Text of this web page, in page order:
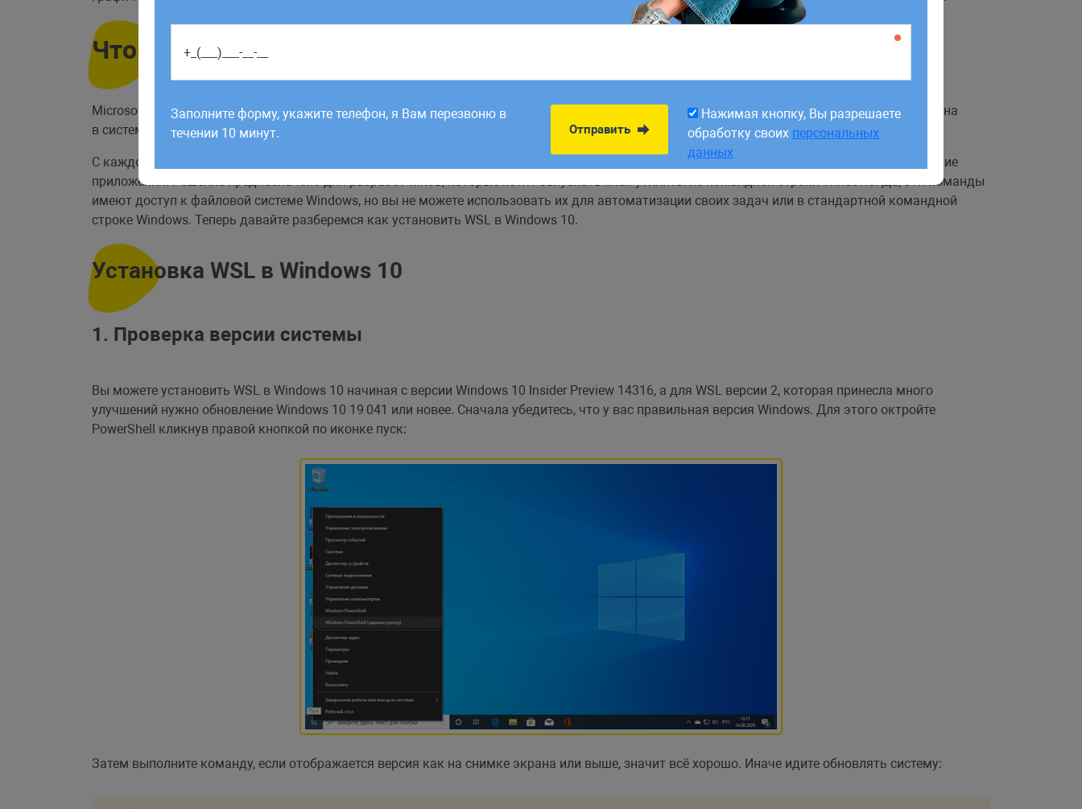
Что такое WSL
Microsoft Windows 10 имеет новую дополнительную функцию, которая называется Подсистема Windows для Linux (WSL). Она была добавлена
в систему, начиная с обновления Anniversary Update и доступна только в 64-битных редакциях этой операционной системы.
С каждой новой версией в WSL всё меньше ограничений, вы уже можете использовать сервисы, а также с WSL 2 стали доступны графические
приложения. Решение предназначено для разработчиков, которые хотят запускать linux-утилиты из командной строки Windows. Да, эти команды
имеют доступ к файловой системе Windows, но вы не можете использовать их для автоматизации своих задач или в стандартной командной
строке Windows. Теперь давайте разберемся как установить WSL в Windows 10.
Установка WSL в Windows 10
1. Проверка версии системы
Вы можете установить WSL в Windows 10 начиная с версии Windows 10 Insider Preview 14316, а для WSL версии 2, которая принесла много
улучшений нужно обновление Windows 10 19 041 или новее. Сначала убедитесь, что у вас правильная версия Windows. Для этого октройте
PowerShell кликнув правой кнопкой по иконке пуск:
Затем выполните команду, если отображается версия как на снимке экрана или выше, значит всё хорошо. Иначе идите обновлять систему:
Работаем по будням с 9:00 до 18:00. Заявки,
рабочий день до 12:00.
Нажимая кнопку, Вы разрешаете
данных
Заполните форму, укажите телефон, я Вам перезвоню в
течении 10 минут.
Отправить
Нажимая кнопку, Вы разрешаете
обработку своих персональных
данных